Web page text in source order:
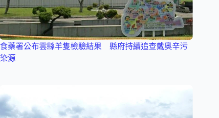
食藥署公布雲縣羊隻檢驗結果 縣府持續追查戴奧辛污
染源